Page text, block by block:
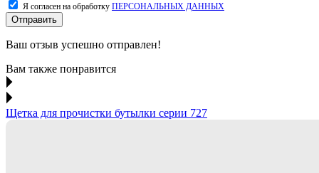
Я согласен на обработку ПЕРСОНАЛЬНЫХ ДАННЫХ
Отправить
Ваш отзыв успешно отправлен!
Вам также понравится
Щетка для прочистки бутылки серии 727